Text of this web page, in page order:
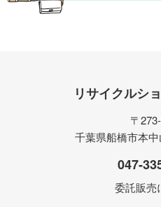
リサイクルシ
〒
千葉県船橋市本
047-
委託販売